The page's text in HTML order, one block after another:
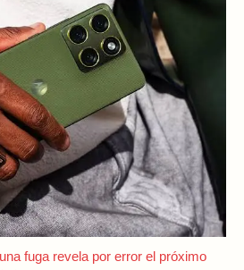
fuga revela por error el próximo